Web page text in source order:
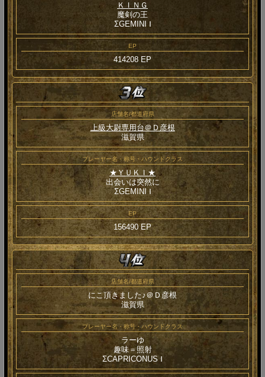
ＫＩＮＧ
魔剣の王
ΣGEMINI Ⅰ
EP
414208 EP
店舗名/都道府県
上級大尉専用台＠Ｄ彦根
滋賀県
プレーヤー名・称号・ハウンドクラス
★ＹＵＫＩ★
出会いは突然に
ΣGEMINI Ⅰ
EP
156490 EP
店舗名/都道府県
にこ頂きました♪＠Ｄ彦根
滋賀県
プレーヤー名・称号・ハウンドクラス
ラーゆ
趣味＝照射
ΣCAPRICONUS Ⅰ